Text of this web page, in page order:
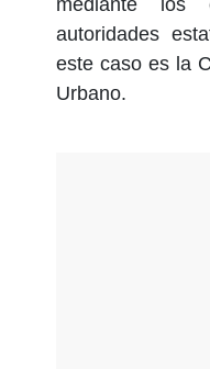
autoridades
este caso es la
Urbano.